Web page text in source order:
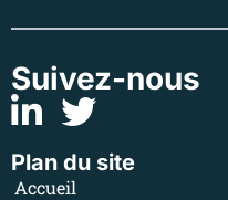
Suivez-nous
Plan du site
Accueil